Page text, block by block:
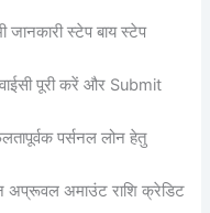
स्टेप बाय स्टेप
पूरी करें और Submit
पर्सनल लोन हेतु
अमाउंट राशि क्रेडिट